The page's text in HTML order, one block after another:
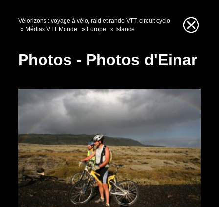
Vélorizons : voyage à vélo, raid et rando VTT, circuit cyclo
Médias VTT Monde
Europe Islande
Photos - Photos d'Einar